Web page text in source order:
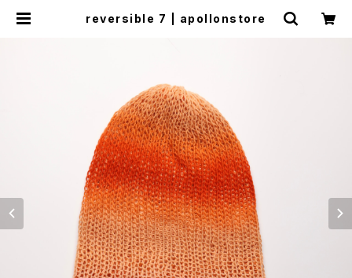
reversible 7 | apollonstore